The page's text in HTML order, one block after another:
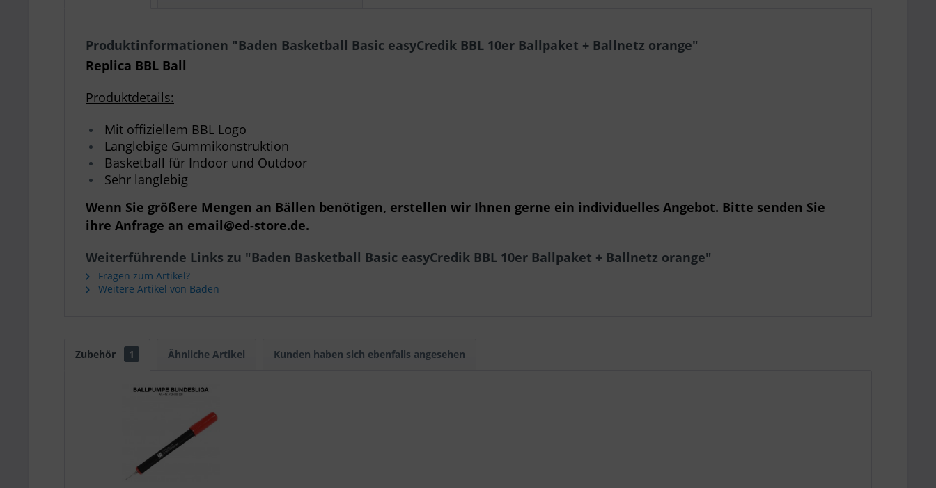
Produktinformationen "Baden Basketball Basic easyCredik BBL 10er Ballpaket + Ballnetz orange"
Replica BBL Ball
Produktdetails:
Mit offiziellem BBL Logo
Langlebige Gummikonstruktion
Basketball für Indoor und Outdoor
Sehr langlebig
Wenn Sie größere Mengen an Bällen benötigen, erstellen wir Ihnen gerne ein individuelles Angebot. Bitte senden Sie
ihre Anfrage an email@ed-store.de.
Weiterführende Links zu "Baden Basketball Basic easyCredik BBL 10er Ballpaket + Ballnetz orange"
Fragen zum Artikel?
Weitere Artikel von Baden
Zubehör 1 Ähnliche Artikel Kunden haben sich ebenfalls angesehen